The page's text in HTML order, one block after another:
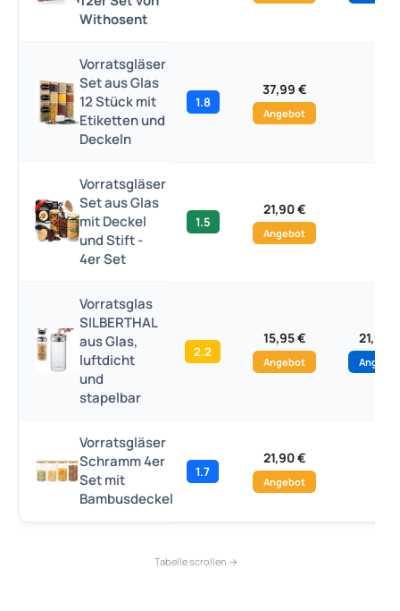
Withosent
Vorratsgläser
Set aus Glas
12 Stück mit
Etiketten und
Deckeln
1.8
37,99 €
Angebot
Vorratsgläser
Set aus Glas
mit Deckel
und Stift -
4er Set
1.5
21,90 €
Angebot
Vorratsglas
SILBERTHAL
aus Glas,
luftdicht
und
stapelbar
2.2
15,95 €
Angebot
21,95 €
Angebot
Vorratsgläser
Schramm 4er
Set mit
Bambusdeckel
1.7
21,90 €
Angebot